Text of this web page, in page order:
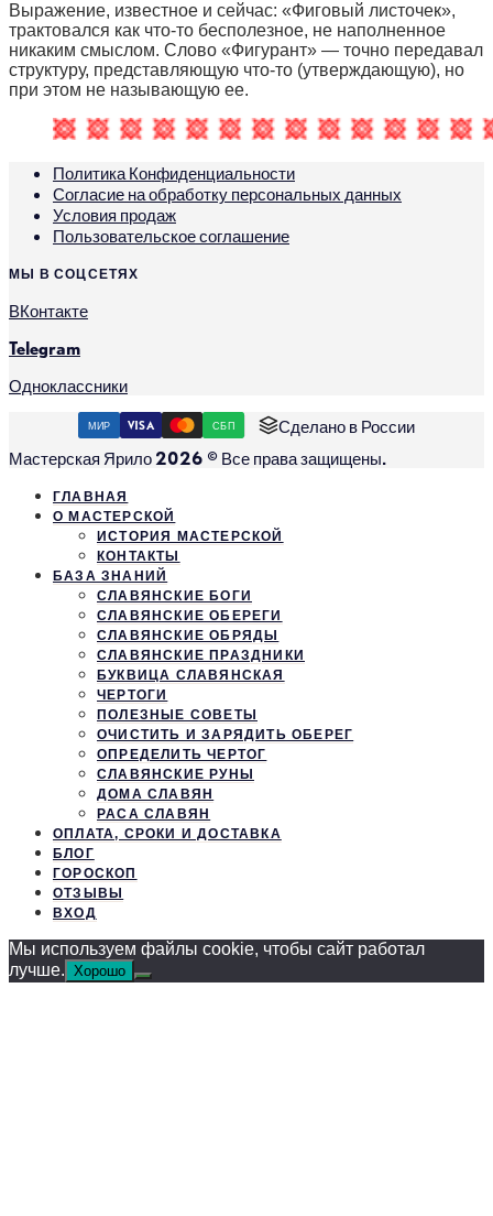
Выражение, известное и сейчас: «Фиговый листочек»,
трактовался как что-то бесполезное, не наполненное
никаким смыслом. Слово «Фигурант» — точно передавал
структуру, представляющую что-то (утверждающую), но
при этом не называющую ее.
Политика Конфиденциальности
Согласие на обработку персональных данных
Условия продаж
Пользовательское соглашение
МЫ В СОЦСЕТЯХ
ВКонтакте
Telegram
Одноклассники
МИР VISA СБП
Сделано в России
Мастерская Ярило 2026 © Все права защищены.
ГЛАВНАЯ
О МАСТЕРСКОЙ
ИСТОРИЯ МАСТЕРСКОЙ
КОНТАКТЫ
БАЗА ЗНАНИЙ
СЛАВЯНСКИЕ БОГИ
СЛАВЯНСКИЕ ОБЕРЕГИ
СЛАВЯНСКИЕ ОБРЯДЫ
СЛАВЯНСКИЕ ПРАЗДНИКИ
БУКВИЦА СЛАВЯНСКАЯ
ЧЕРТОГИ
ПОЛЕЗНЫЕ СОВЕТЫ
ОЧИСТИТЬ И ЗАРЯДИТЬ ОБЕРЕГ
ОПРЕДЕЛИТЬ ЧЕРТОГ
СЛАВЯНСКИЕ РУНЫ
ДОМА СЛАВЯН
РАСА СЛАВЯН
ОПЛАТА, СРОКИ И ДОСТАВКА
БЛОГ
ГОРОСКОП
ОТЗЫВЫ
ВХОД
Мы используем файлы cookie, чтобы сайт работал
лучше. Хорошо